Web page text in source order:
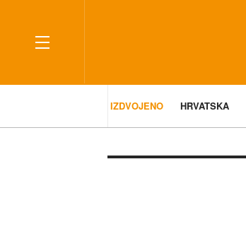
IZDVOJENO HRVATSKA